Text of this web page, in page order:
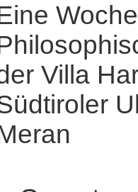
Villa